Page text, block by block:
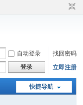
自动登录
找回密码
登录 立即注册
快捷导航